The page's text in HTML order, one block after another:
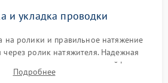
и укладка проводки
на ролики и правильное натяжение
ролик натяжителя. Надежная
подключение клемм и шлейфов к
Монтаж корпусных панелей, люка и
Подробнее